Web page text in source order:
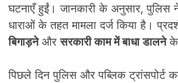
घटनाएँ हुईं। जानकारी के अनुसार, पुलिस
धाराओं के तहत मामला दर्ज किया है।
बिगाड़नेऔरसरकारी काम में बाधा डालनेके
पिछले दिन पुलिस और पब्लिक ट्रांसपोर्ट